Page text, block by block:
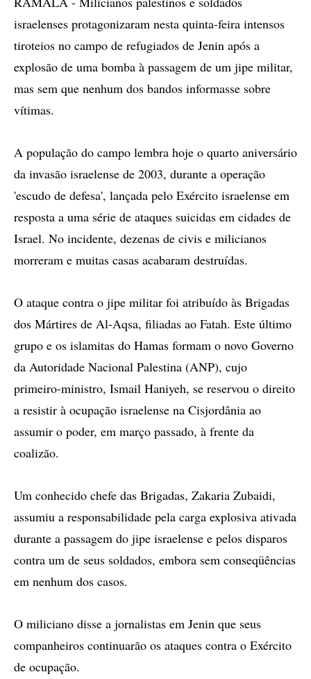
israelenses protagonizaram nesta quinta-feira intensos
tiroteios no campo de refugiados de Jenin após a
explosão de uma bomba à passagem de um jipe militar,
mas sem que nenhum dos bandos informasse sobre
vítimas.
A população do campo lembra hoje o quarto aniversário
da invasão israelense de 2003, durante a operação
'escudo de defesa', lançada pelo Exército israelense em
resposta a uma série de ataques suicidas em cidades de
Israel. No incidente, dezenas de civis e milicianos
morreram e muitas casas acabaram destruídas.
O ataque contra o jipe militar foi atribuído às Brigadas
dos Mártires de Al-Aqsa, filiadas ao Fatah. Este último
grupo e os islamitas do Hamas formam o novo Governo
da Autoridade Nacional Palestina (ANP), cujo
primeiro-ministro, Ismail Haniyeh, se reservou o direito
a resistir à ocupação israelense na Cisjordânia ao
assumir o poder, em março passado, à frente da
coalizão.
Um conhecido chefe das Brigadas, Zakaria Zubaidi,
assumiu a responsabilidade pela carga explosiva ativada
durante a passagem do jipe israelense e pelos disparos
contra um de seus soldados, embora sem conseqüências
em nenhum dos casos.
O miliciano disse a jornalistas em Jenin que seus
companheiros continuarão os ataques contra o Exército
de ocupação.